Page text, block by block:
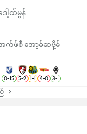
ေါ့ထ်မွန်
က်ဖ်စီ အော့ခ်ဆဗို့ခ်
0-15 5-2 1-1 4-0 3-1